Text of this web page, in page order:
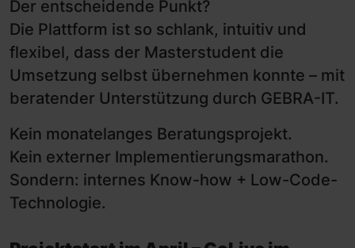
Der entscheidende Punkt?
Die Plattform ist so schlank, intuitiv und
flexibel, dass der Masterstudent die
Umsetzung selbst übernehmen konnte – mit
beratender Unterstützung durch GEBRA-IT.
Kein monatelanges Beratungsprojekt.
Kein externer Implementierungsmarathon.
Sondern: internes Know-how + Low-Code-
Technologie.